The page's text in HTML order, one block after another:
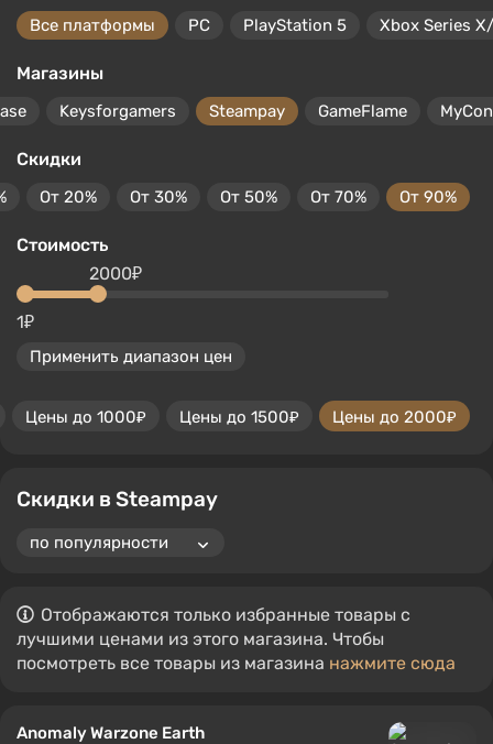
Все платформы PC PlayStation 5 Xbox Series
Магазины
Keysforgamers Steampay GameFlame
Скидки
От 20% От 30% От 50% От 70% От 90%
Стоимость
1₽
2000₽
Применить диапазон цен
Цены до 1000₽ Цены до 1500₽ Цены до 2000₽
Скидки в Steampay
Отображаются только избранные товары с
лучшими ценами из этого магазина. Чтобы
посмотреть все товары из магазина нажмите сюда
Anomaly Warzone Earth